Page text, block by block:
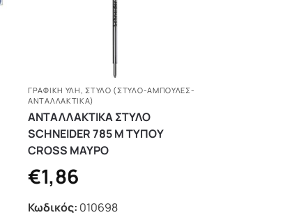
ΓΡΑΦΙΚΗ ΥΛΗ,ΣΤΥΛΌ (ΣΤΥΛΌ-ΑΜΠΟΎΛΕΣ-
ΑΝΤΑΛΛΑΚΤΙΚΆ)
ΑΝΤΑΛΛΑΚΤΙΚΑ ΣΤΥΛΟ
SCHNEIDER 785 Μ ΤΥΠΟΥ
CROSS ΜΑΥΡΟ
€1,86
Κωδικός: 010698